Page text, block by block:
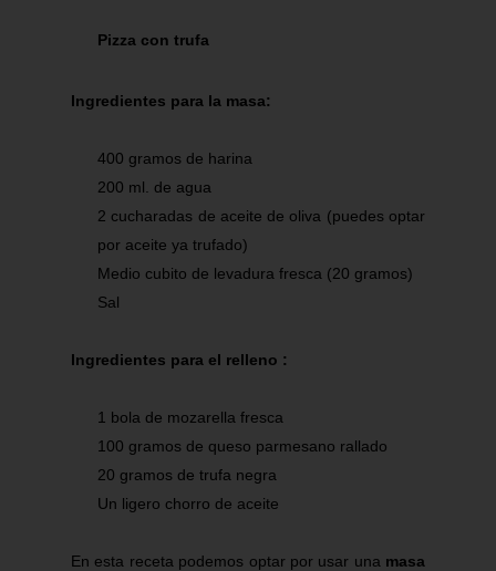
Pizza con trufa
Ingredientes para la masa:
400 gramos de harina
200 ml. de agua
2 cucharadas de aceite de oliva (puedes optar
por aceite ya trufado)
Medio cubito de levadura fresca (20 gramos)
Sal
Ingredientes para el relleno :
1 bola de mozarella fresca
100 gramos de queso parmesano rallado
20 gramos de trufa negra
Un ligero chorro de aceite
En esta receta podemos optar por usar una masa